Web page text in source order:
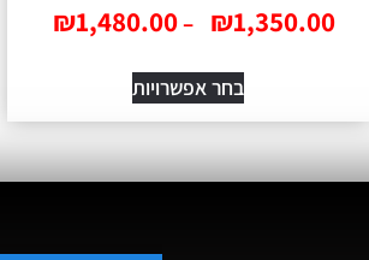
₪1,350.00
–
₪1,480.00
בחר אפשרויות